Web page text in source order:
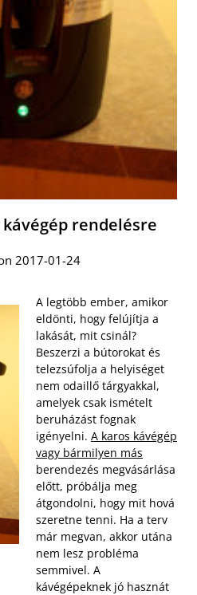
rendelésre
2017-01-24
A legtöbb ember, amikor
eldönti, hogy felújítja a
lakását, mit csinál?
Beszerzi a bútorokat és
telezsúfolja a helyiséget
nem odaillő tárgyakkal,
amelyek csak ismételt
beruházást fognak
igényelni. A karos kávégép
vagy bármilyen más
berendezés megvásárlása
előtt, próbálja meg
átgondolni, hogy mit hová
szeretne tenni. Ha a terv
már megvan, akkor utána
nem lesz probléma
semmivel. A
kávégépeknek jó hasznát